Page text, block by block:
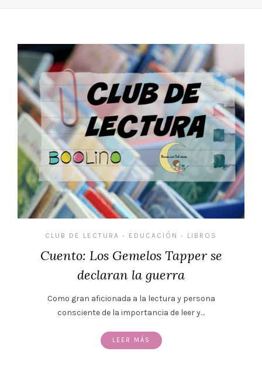
CLUB DE LECTURA • EDUCACIÓN • LIBROS
Cuento: Los Gemelos Tapper se
declaran la guerra
Como gran aficionada a la lectura y persona
consciente de la importancia de leer y…
LEER MÁS